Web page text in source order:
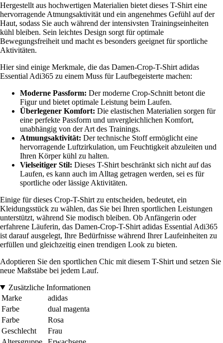
Hergestellt aus hochwertigen Materialien bietet dieses T-Shirt eine
hervorragende Atmungsaktivität und ein angenehmes Gefühl auf der
Haut, sodass Sie auch während der intensivsten Trainingseinheiten
kühl bleiben. Sein leichtes Design sorgt für optimale
Bewegungsfreiheit und macht es besonders geeignet für sportliche
Aktivitäten.
Hier sind einige Merkmale, die das Damen-Crop-T-Shirt adidas
Essential Adi365 zu einem Muss für Laufbegeisterte machen:
Moderne Passform: Der moderne Crop-Schnitt betont die
Figur und bietet optimale Leistung beim Laufen.
Überlegener Komfort: Die elastischen Materialien sorgen für
eine perfekte Passform und unvergleichlichen Komfort,
unabhängig von der Art des Trainings.
Atmungsaktivität: Der technische Stoff ermöglicht eine
hervorragende Luftzirkulation, um Feuchtigkeit abzuleiten und
Ihren Körper kühl zu halten.
Vielseitiger Stil: Dieses T-Shirt beschränkt sich nicht auf das
Laufen, es kann auch im Alltag getragen werden, sei es für
sportliche oder lässige Aktivitäten.
Einige für dieses Crop-T-Shirt zu entscheiden, bedeutet, ein
Kleidungsstück zu wählen, das Sie bei Ihren sportlichen Leistungen
unterstützt, während Sie modisch bleiben. Ob Anfängerin oder
erfahrene Läuferin, das Damen-Crop-T-Shirt adidas Essential Adi365
ist darauf ausgelegt, Ihre Bedürfnisse während Ihrer Laufeinheiten zu
erfüllen und gleichzeitig einen trendigen Look zu bieten.
Adoptieren Sie den sportlichen Chic mit diesem T-Shirt und setzen Sie
neue Maßstäbe bei jedem Lauf.
Zusätzliche Informationen
Marke
adidas
Farbe
dual magenta
Farbe
Rosa
Geschlecht
Frau